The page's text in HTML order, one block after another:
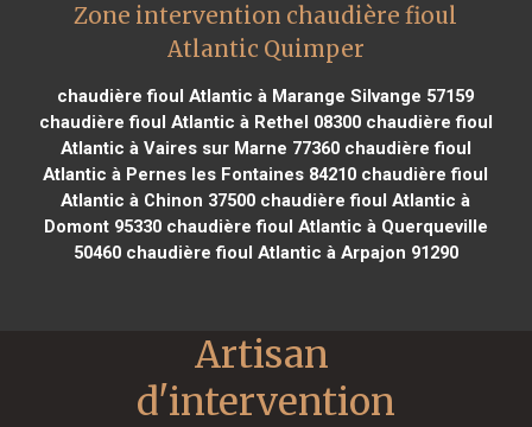
Zone intervention chaudière fioul
Atlantic Quimper
chaudière fioul Atlantic à Marange Silvange 57159
chaudière fioul Atlantic à Rethel 08300chaudière fioul
Atlantic à Vaires sur Marne 77360chaudière fioul
Atlantic à Pernes les Fontaines 84210 chaudière fioul
Atlantic à Chinon 37500 chaudière fioul Atlantic à
Domont 95330chaudière fioul Atlantic à Querqueville
50460chaudière fioul Atlantic à Arpajon 91290
Artisan
d'intervention